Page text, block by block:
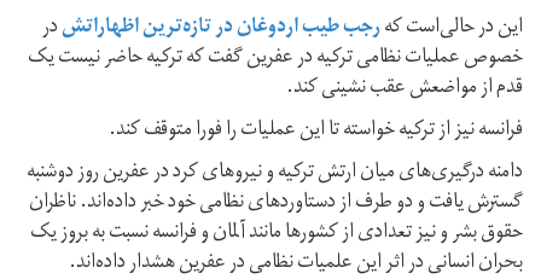
این در حالی‌است کهرجب طیب اردوغان در تازه‌ترین اظهاراتشدر
خصوص عملیات نظامی ترکیه در عفرین گفت که ترکیه حاضر نیست یک
قدم از مواضعش عقب نشینی کند.
فرانسه نیز از ترکیه خواسته تا این عملیات را فورا متوقف کند.
دامنه درگیری‌های میان ارتش ترکیه و نیروهای کرد در عفرین روز دوشنبه
گسترش یافت و دو طرف از دستاوردهای نظامی خود خبر داده‌اند. ناظران
حقوق بشر و نیز تعدادی از کشورها مانند آلمان و فرانسه نسبت به بروز یک
بحران انسانی در اثر این علمیات نظامی در عفرین هشدار داده‌اند.